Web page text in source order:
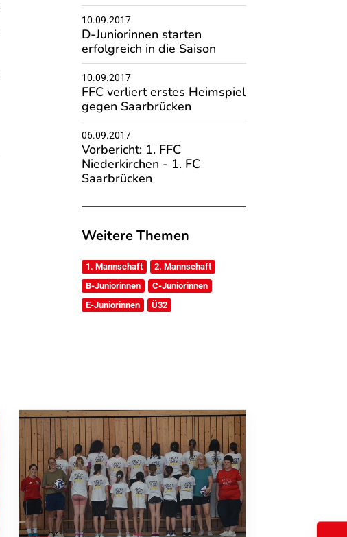
10.09.2017
D-Juniorinnen starten
erfolgreich in die Saison
10.09.2017
FFC verliert erstes Heimspiel
gegen Saarbrücken
06.09.2017
Vorbericht: 1. FFC
Niederkirchen - 1. FC
Saarbrücken
Weitere Themen
1. Mannschaft
2. Mannschaft
B-Juniorinnen
C-Juniorinnen
E-Juniorinnen
Ü32